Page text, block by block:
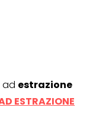
ad estrazione
ESTRAZIONE